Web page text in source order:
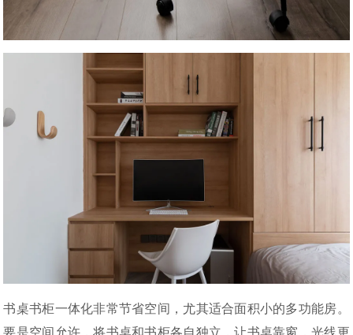
书桌书柜一体化非常节省空间，尤其适合面积小的多功能房。
要是空间允许，将书桌和书柜各自独立，让书桌靠窗，光线更